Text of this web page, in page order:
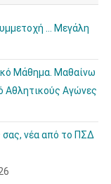
… Μεγάλη
Μάθημα. Μαθαίνω
Αθλητικούς Αγώνες
σας, νέα από το ΠΣΔ